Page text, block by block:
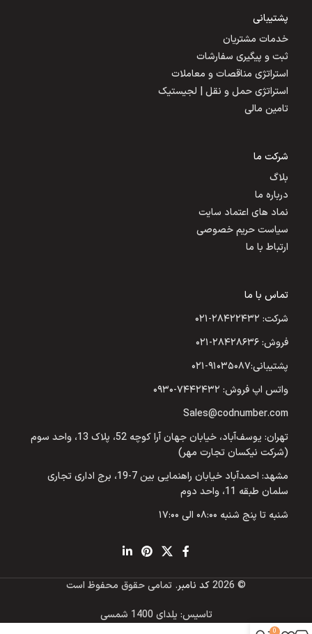
پشتیبانی
خدمات مشتریان
ثبت و پیگیری سفارشات
استراتژی مناقصات و معاملات
استراتژی حمل و نقل | لجیستیک
تامین مالی
شرکت ما
بلاگ
درباره ما
نماد های اعتماد سایت
سیاست حریم خصوصی
ارتباط با ما
تماس با ما
شرکت: ۲۸۴۲۲۴۳۲-۰۲۱
فروش: ۲۸۴۲۸۶۳۶-۰۲۱
پشتیبانی:۹۱۰۳۵۰۸۷-۰۲۱
واتس اپ فروش: ۷۴۴۲۴۳۲-۰۹۳۰
Sales@codnumber.com
تهران: یوسف‌آباد، خیابان جهان آرا کوچه 52، پلاک 13، واحد سوم
(شرکت نیکسان تجارت مهر)
مشهد: احمدآباد خیابان راهنمایی بین 7-19، برج اداری تجاری
سلمان طبقه 11، واحد دوم
شنبه تا پنج شنبه ۰۸:۰۰ الی ۱۷:۰۰
© 2026 کد نامبر. تمامی حقوق محفوظ است
تاسیس: یلدای 1400 شمسی
0